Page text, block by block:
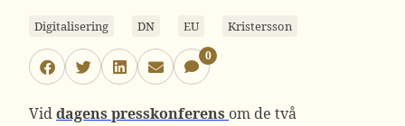
Digitalisering DN EU Kristersson
0
Viddagens presskonferens om de två